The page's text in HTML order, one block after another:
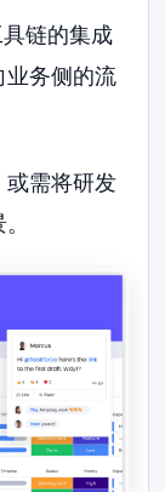
链的集成
业务侧的流
或需将研发